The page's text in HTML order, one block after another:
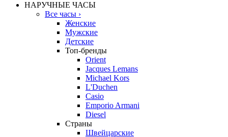
НАРУЧНЫЕ ЧАСЫ
Все часы ›
Женские
Мужские
Детские
Топ-бренды
Orient
Jacques Lemans
Michael Kors
L'Duchen
Casio
Emporio Armani
Diesel
Страны
Швейцарские